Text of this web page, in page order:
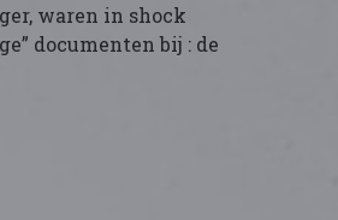
waren in shock
documenten bij : de